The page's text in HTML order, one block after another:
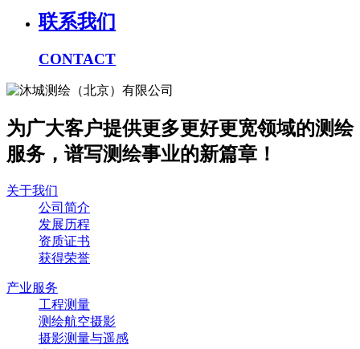
联系我们
CONTACT
为广大客户提供更多更好更宽领域的测绘
服务，谱写测绘事业的新篇章！
关于我们
公司简介
发展历程
资质证书
获得荣誉
产业服务
工程测量
测绘航空摄影
摄影测量与遥感